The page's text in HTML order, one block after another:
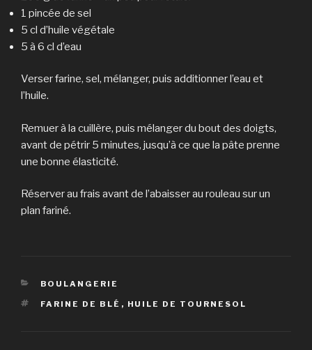
1 pincée de sel
5 cl d’huile végétale
5 à 6 cl d’eau
Verser farine, sel, mélanger, puis additionner l’eau et
l’huile.
Remuer à la cuillère, puis mélanger du bout des doigts,
avant de pétrir 5 minutes, jusqu’à ce que la pâte prenne
une bonne élasticité.
Réserver au frais avant de l’abaisser au rouleau sur un
plan fariné.
CATÉGORIES
BOULANGERIE
ÉTIQUETTES
FARINE DE BLÉ , HUILE DE TOURNESOL